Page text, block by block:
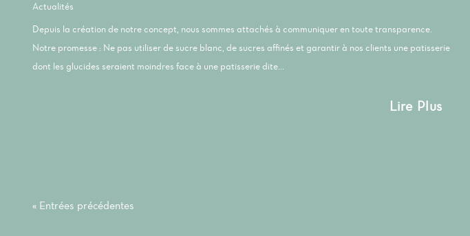
Actualités
Depuis la création de notre concept, nous sommes attachés à communiquer en toute transparence.
Notre promesse : Ne pas utiliser de sucre blanc, de sucres affinés et garantir à nos clients une patisserie
dont les glucides seraient moindres face à une patisserie dite...
Lire Plus
« Entrées précédentes